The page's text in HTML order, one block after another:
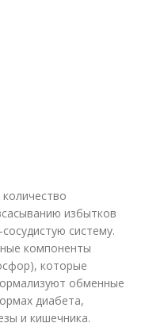
избытков
систему.
компоненты
которые
обменные
диабета,
и кишечника.